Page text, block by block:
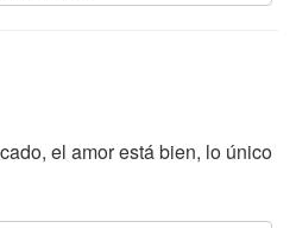
el amor está bien, lo único